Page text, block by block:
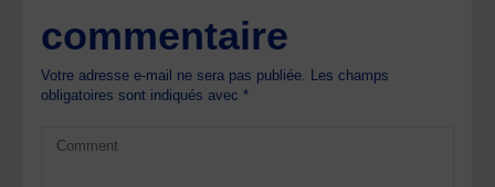
commentaire
Votre adresse e-mail ne sera pas publiée. Les champs
obligatoires sont indiqués avec*